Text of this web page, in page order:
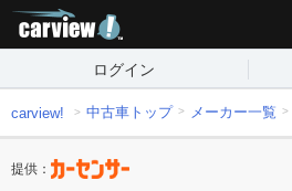
ログイン
carview! 中古車トップ メーカー一覧
提供：